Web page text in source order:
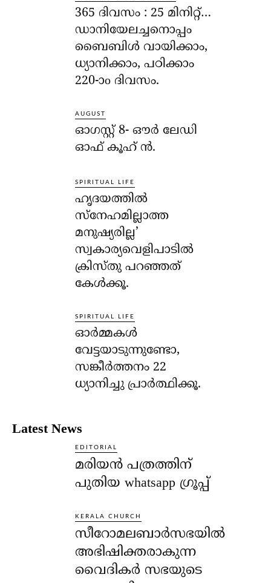
365 ദിവസം : 25 മിനിറ്റ്…
ഡാനിയേലച്ചനൊപ്പം
ബൈബിൾ വായിക്കാം,
ധ്യാനിക്കാം, പഠിക്കാം
220-ാo ദിവസം.
AUGUST
ഓഗസ്റ്റ് 8- ഔര്‍ ലേഡി
ഓഫ് കൂഹ് ന്‍.
SPIRITUAL LIFE
ഹൃദയത്തില്‍
സ്‌നേഹമില്ലാത്ത
മനുഷ്യരില്ല’
സ്വകാര്യവെളിപാടില്‍
ക്രിസ്തു പറഞ്ഞത്
കേള്‍ക്കൂ.
SPIRITUAL LIFE
ഓര്‍മ്മകള്‍
വേട്ടയാടുന്നുണ്ടോ,
സങ്കീര്‍ത്തനം 22
ധ്യാനിച്ചു പ്രാര്‍ത്ഥിക്കൂ.
Latest News
EDITORIAL
മരിയൻ പത്രത്തിന്
പുതിയ whatsapp ഗ്രൂപ്പ്
KERALA CHURCH
സീറോമലബാർസഭയിൽ
അഭിഷിക്തരാകുന്ന
വൈദികർ സഭയുടെ